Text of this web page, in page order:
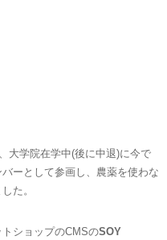
大学院在学中(後に中退)に今で
ーとして参画し、農薬を使わな
た。
ショップのCMSのSOY